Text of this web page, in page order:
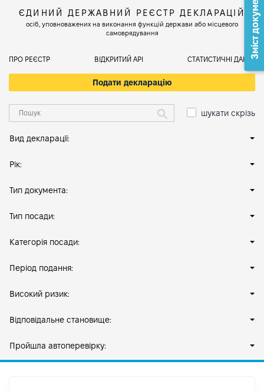
ЄДИНИЙ ДЕРЖАВНИЙ РЕЄСТР ДЕКЛАРАЦІЙ
осіб, уповноважених на виконання функцій держави або місцевого
самоврядування
ПРО РЕЄСТР ВІДКРИТИЙ АРІ СТАТИСТИЧНІ ДАНІ
Подати декларацію
шукати скрізь
Вид декларації:
Рік:
Тип документа:
Тип посади:
Категорія посади:
Період подання:
Високий ризик:
Відповідальне становище:
Пройшла автоперевірку:
Зміст документа